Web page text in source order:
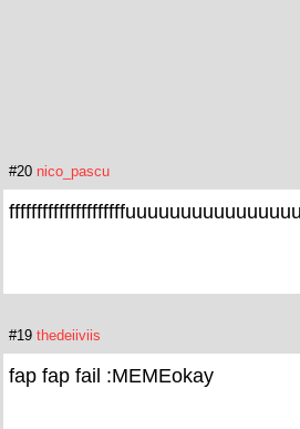
#20 nico_pascu
#19 thedeiiviis
fap fap fail :MEMEokay